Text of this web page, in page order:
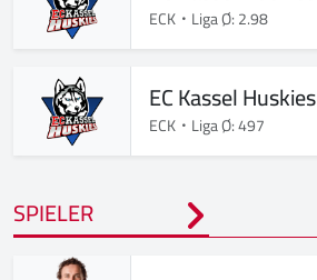
ECK Liga Ø: 2.98
EC Kassel Huskies
ECK Liga Ø: 497
SPIELER